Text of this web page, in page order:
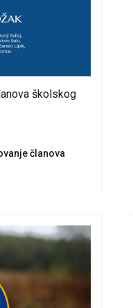
školskog
članova